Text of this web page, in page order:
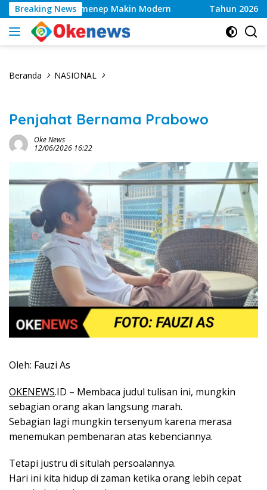
Langsung
ke
konten
Breaking News
Sumenep Makin Modern Tahun 2026,
Beranda NASIONAL
Penjahat Bernama Prabowo
Oke News
12/06/2026 16:22
Oleh: Fauzi As
OKENEWS.ID – Membaca judul tulisan ini, mungkin
sebagian orang akan langsung marah.
Sebagian lagi mungkin tersenyum karena merasa
menemukan pembenaran atas kebenciannya.
Tetapi justru di situlah persoalannya.
Hari ini kita hidup di zaman ketika orang lebih cepat